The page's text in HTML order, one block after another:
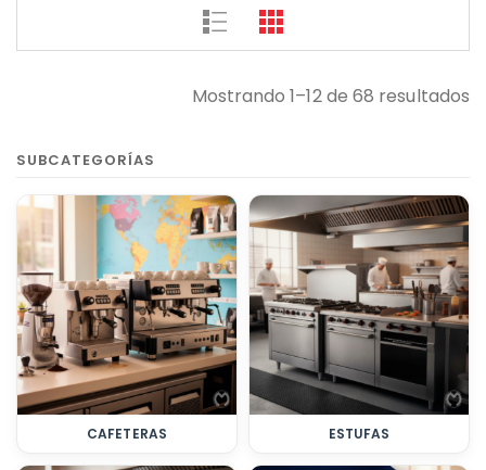
Mostrando 1–12 de 68 resultados
SUBCATEGORÍAS
CAFETERAS ESTUFAS